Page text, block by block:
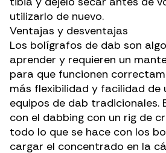
utilizarlo de nuevo.
Ventajas y desventajas
Los bolígrafos de dab son
aprender y requieren un
para que funcionen
más flexibilidad y facilidad de
equipos de dab tradicionales.
con el dabbing con un rig de
todo lo que se hace con los
cargar el concentrado en la